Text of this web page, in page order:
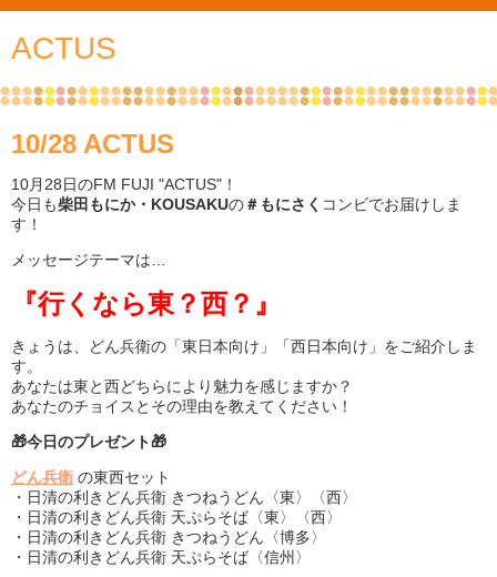
ACTUS
10/28 ACTUS
10月28日のFM FUJI "ACTUS"！
今日も柴田もにか・KOUSAKUの＃もにさく コンビでお届けしま
す！
メッセージテーマは…
『行くなら東？西？』
きょうは、どん兵衛の「東日本向け」「西日本向け」をご紹介しま
す。
あなたは東と西どちらにより魅力を感じますか？
あなたのチョイスとその理由を教えてください！
🎁今日のプレゼント🎁
どん兵衛 の東西セット
・日清の利きどん兵衛 きつねうどん〈東〉〈西〉
・日清の利きどん兵衛 天ぷらそば〈東〉〈西〉
・日清の利きどん兵衛 きつねうどん〈博多〉
・日清の利きどん兵衛 天ぷらそば〈信州〉